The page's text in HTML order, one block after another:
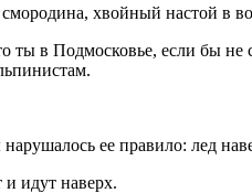
хвойный настой в
в Подмосковье, если бы не
ее правило: лед
идут наверх.